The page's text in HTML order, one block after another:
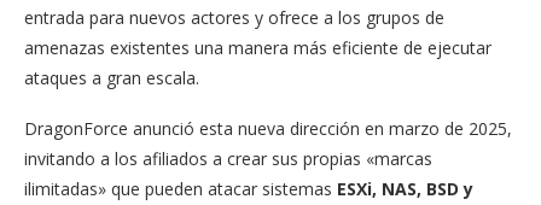
entrada para nuevos actores y ofrece a los grupos de
amenazas existentes una manera más eficiente de ejecutar
ataques a gran escala.
DragonForce anunció esta nueva dirección en marzo de 2025,
invitando a los afiliados a crear sus propias «marcas
ilimitadas» que pueden atacar sistemas ESXi, NAS, BSD y